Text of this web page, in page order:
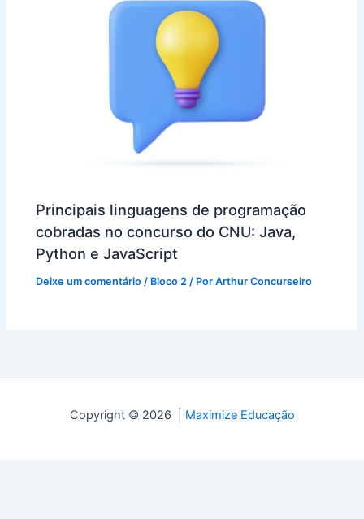
Principais linguagens de programação
cobradas no concurso do CNU: Java,
Python e JavaScript
Deixe um comentário / Bloco 2 / PorArthur Concurseiro
Copyright © 2026 | Maximize Educação